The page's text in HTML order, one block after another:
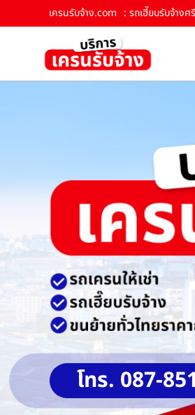
เครนรับจ้าง.com : รถเฮี๊ยบรับจ้างศ
โทร. 087-